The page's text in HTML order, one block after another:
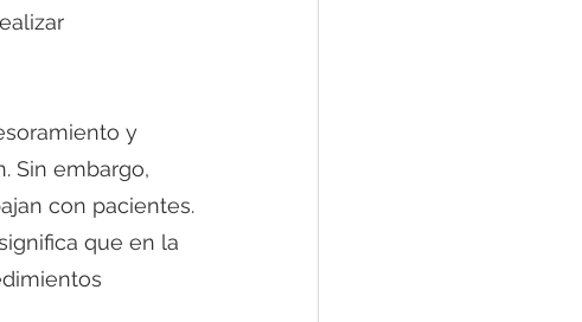
y
Sin embargo,
con pacientes.
que en la